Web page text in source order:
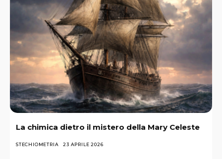
La chimica dietro il mistero della Mary Celeste
STECHIOMETRIA 23 APRILE 2026